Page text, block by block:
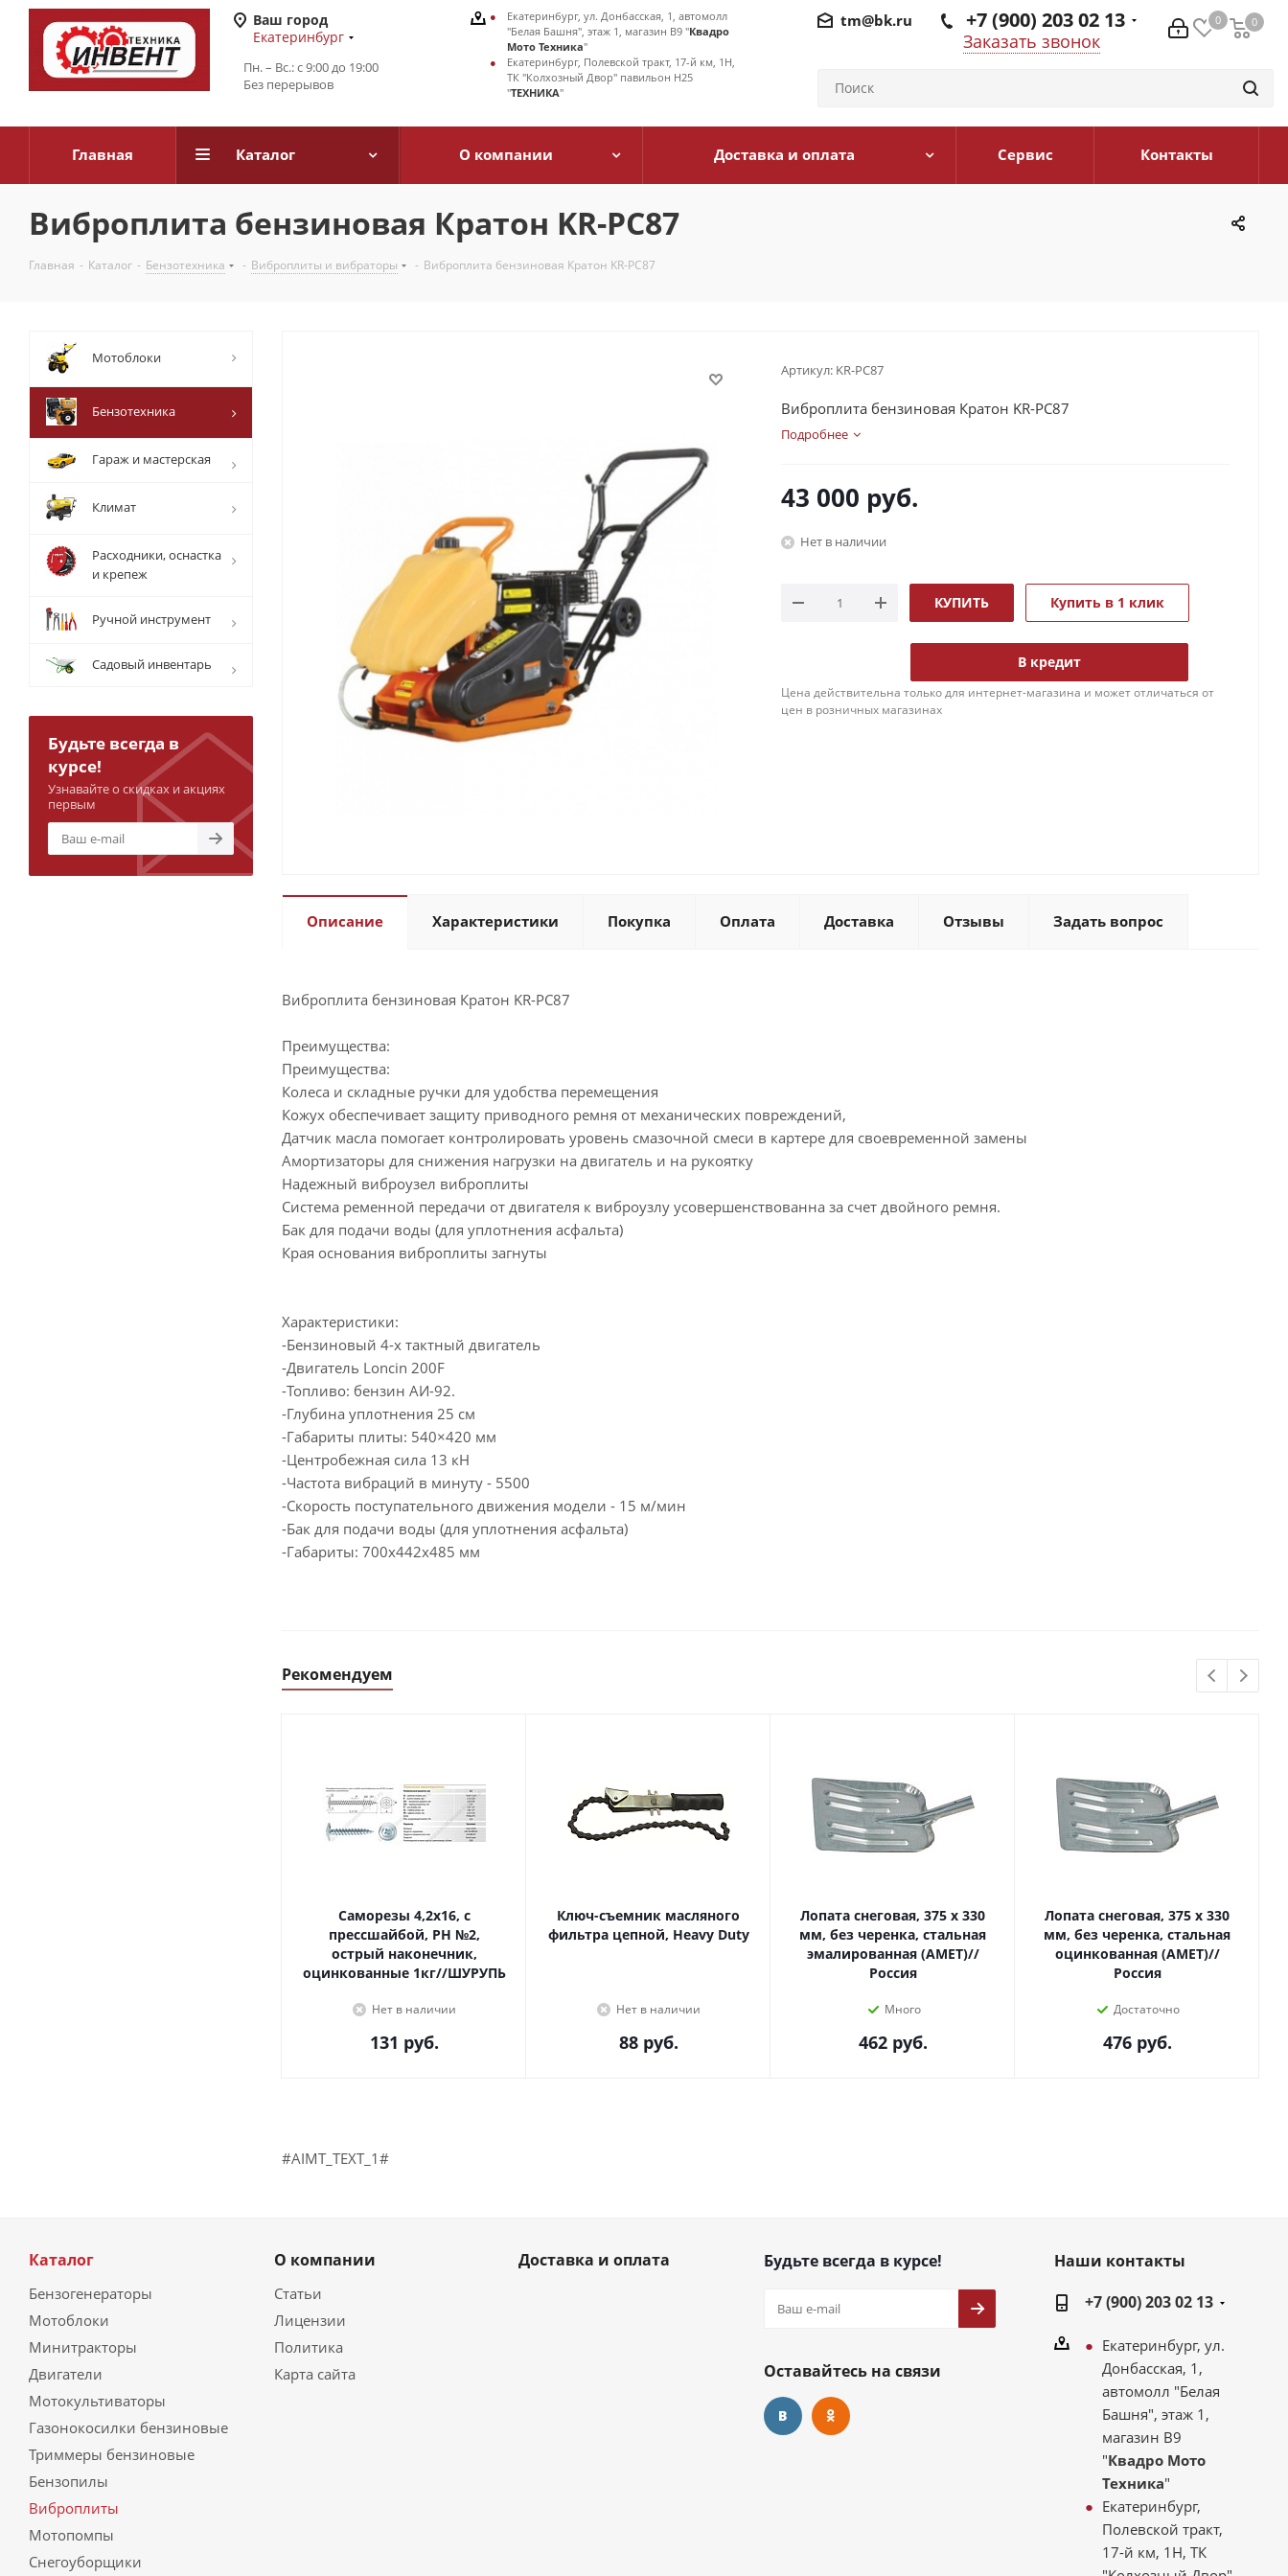
Ваш город
Екатеринбург
Пн. – Вс.: с 9:00 до 19:00
Без перерывов
0 0
0
+7 (900) 203 02 13
Заказать звонок
tm@bk.ru
Екатеринбург, ул. Донбасская, 1, автомолл
"Белая Башня", этаж 1, магазин В9 "Квадро
Мото Техника"
Екатеринбург, Полевской тракт, 17-й км, 1Н,
ТК "Колхозный Двор" павильон Н25
"ТЕХНИКА"
Главная Каталог О компании Доставка и оплата Сервис Контакты
Виброплита бензиновая Кратон KR-PC87
Главная - Каталог - Бензотехника - Виброплиты и вибраторы - Виброплита бензиновая Кратон KR-PC87
Артикул: KR-PC87
Виброплита бензиновая Кратон KR-PC87
Подробнее
43 000 руб.
Нет в наличии
КУПИТЬ Купить в 1 клик
В кредит
Цена действительна только для интернет-магазина и может отличаться от
цен в розничных магазинах
Описание Характеристики Покупка Оплата Доставка Отзывы Задать вопрос
Виброплита бензиновая Кратон KR-PC87
Преимущества:
Преимущества:
Колеса и складные ручки для удобства перемещения
Кожух обеспечивает защиту приводного ремня от механических повреждений,
Датчик масла помогает контролировать уровень смазочной смеси в картере для своевременной замены
Амортизаторы для снижения нагрузки на двигатель и на рукоятку
Надежный виброузел виброплиты
Система ременной передачи от двигателя к виброузлу усовершенствованна за счет двойного ремня.
Бак для подачи воды (для уплотнения асфальта)
Края основания виброплиты загнуты
Характеристики:
-Бензиновый 4-х тактный двигатель
-Двигатель Loncin 200F
-Топливо: бензин АИ-92.
-Глубина уплотнения 25 см
-Габариты плиты: 540×420 мм
-Центробежная сила 13 кН
-Частота вибраций в минуту - 5500
-Скорость поступательного движения модели - 15 м/мин
-Бак для подачи воды (для уплотнения асфальта)
-Габариты: 700x442x485 мм
Рекомендуем
Саморезы 4,2х16, с
прессшайбой, PH №2,
острый наконечник,
оцинкованные 1кг//ШУРУПЬ
Нет в наличии
131 руб.
Ключ-съемник масляного
фильтра цепной, Heavy Duty
Нет в наличии
88руб.
Лопата снеговая, 375 х 330
мм, без черенка, стальная
эмалированная (АМЕТ)//
Россия
Много
462руб.
Лопата снеговая, 375 х 330
мм, без черенка, стальная
оцинкованная (АМЕТ)//
Россия
Достаточно
476руб.
#AIMT_TEXT_1#
Мотоблоки
Бензотехника
Гараж и мастерская
Климат
Расходники, оснастка
и крепеж
Ручной инструмент
Садовый инвентарь
Будьте всегда в
курсе!
Узнавайте о скидках и акциях
первым
Каталог
Бензогенераторы
Мотоблоки
Минитракторы
Двигатели
Мотокультиваторы
Газонокосилки бензиновые
Триммеры бензиновые
Бензопилы
Виброплиты
Мотопомпы
Снегоуборщики
О компании
Статьи
Лицензии
Политика
Карта сайта
Доставка и оплата Будьте всегда в курсе!
Оставайтесь на связи
Наши контакты
+7 (900) 203 02 13
Екатеринбург, ул.
Донбасская, 1,
автомолл "Белая
Башня", этаж 1,
магазин В9
"Квадро Мото
Техника"
Екатеринбург,
Полевской тракт,
17-й км, 1Н, ТК